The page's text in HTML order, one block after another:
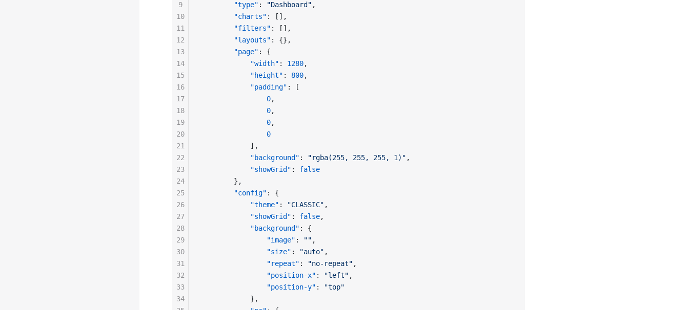
        "type"
: "Dashboard" ,
        "charts"
: [],
        "filters"
: [],
        "layouts"
: {},
        "page"
: {
            "width"
: 1280,
            "height"
: 800,
            "padding"
: [
                0
,
                0
,
                0
,
                0
            ],
            "background"
: "rgba(255, 255, 255, 1)" ,
            "showGrid"
: false
        },
        "config"
: {
            "theme"
: "CLASSIC" ,
            "showGrid"
: false,
            "background"
: {
                "image"
: "" ,
                "size"
: "auto" ,
                "repeat"
: "no-repeat" ,
                "position-x"
: "left" ,
                "position-y"
:
"top"
            },
9
10
11
12
13
14
15
16
17
18
19
20
21
22
23
24
25
26
27
28
29
30
31
32
33
34